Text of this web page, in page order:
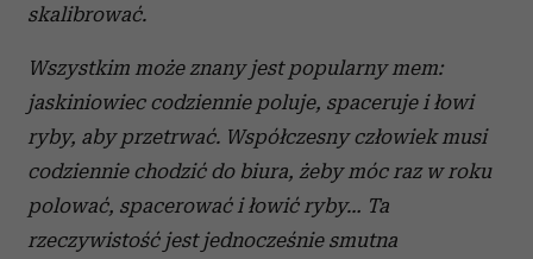
skalibrować.
Wszystkim może znany jest popularny mem:
jaskiniowiec codziennie poluje, spaceruje i łowi
ryby, aby przetrwać. Współczesny człowiek musi
codziennie chodzić do biura, żeby móc raz w roku
polować, spacerować i łowić ryby… Ta
rzeczywistość jest jednocześnie smutna